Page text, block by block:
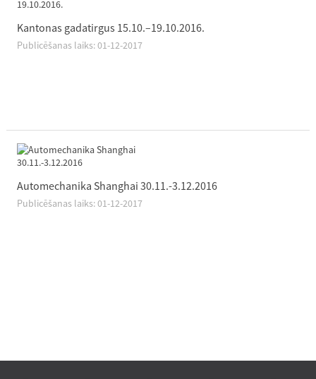
Kantonas gadatirgus 15.10.–19.10.2016.
Publicēšanas laiks: 01-12-2017
Automechanika Shanghai 30.11.-3.12.2016
Publicēšanas laiks: 01-12-2017